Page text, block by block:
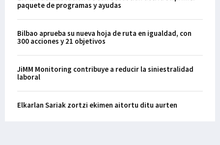
paquete de programas y ayudas
Bilbao aprueba su nueva hoja de ruta en igualdad, con
300 acciones y 21 objetivos
JiMM Monitoring contribuye a reducir la siniestralidad
laboral
Elkarlan Sariak zortzi ekimen aitortu ditu aurten